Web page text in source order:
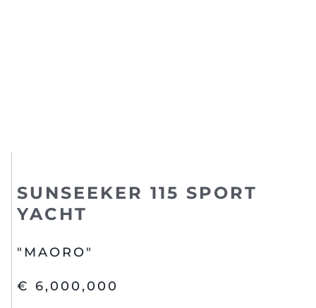
SUNSEEKER 115 SPORT
YACHT
"MAORO"
€ 6,000,000